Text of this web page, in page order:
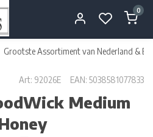
0
Grootste Assortiment van Nederland &
Art: 92026E EAN: 5038581077833
Medium